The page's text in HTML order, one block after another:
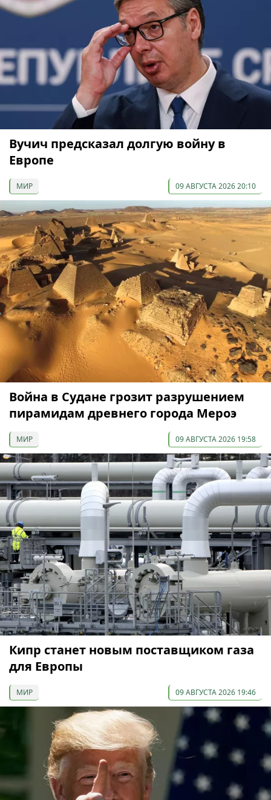
Вучич предсказал долгую войну в
Европе
МИР 09 АВГУСТА 2026 20:10
Война в Судане грозит разрушением
пирамидам древнего города Мероэ
МИР 09 АВГУСТА 2026 19:58
Кипр станет новым поставщиком газа
для Европы
МИР 09 АВГУСТА 2026 19:46